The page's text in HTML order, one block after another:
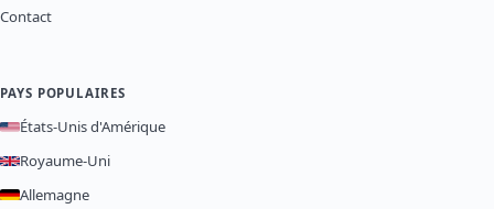
Contact
PAYS POPULAIRES
États-Unis d'Amérique
Royaume-Uni
Allemagne